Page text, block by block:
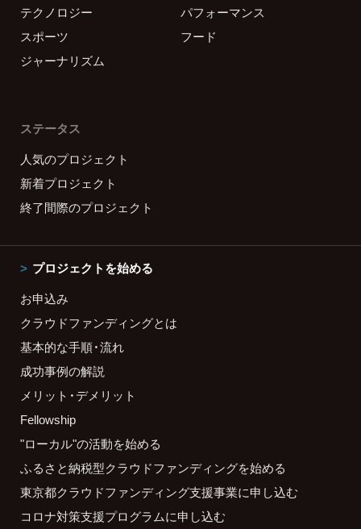
テクノロジー
パフォーマンス
スポーツ
フード
ジャーナリズム
ステータス
人気のプロジェクト
新着プロジェクト
終了間際のプロジェクト
プロジェクトを始める
お申込み
クラウドファンディングとは
基本的な手順・流れ
成功事例の解説
メリット・デメリット
Fellowship
"ローカル"の活動を始める
ふるさと納税型クラウドファンディングを始める
東京都クラウドファンディング支援事業に申し込む
コロナ対策支援プログラムに申し込む